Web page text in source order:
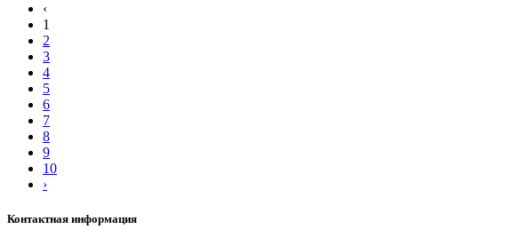
‹
1
2
3
4
5
6
7
8
9
10
›
Контактная информация